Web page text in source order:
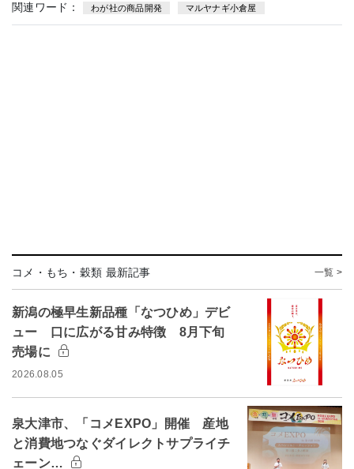
関連ワード： わが社の商品開発 マルヤナギ小倉屋
コメ・もち・穀類 最新記事 一覧 >
新潟の極早生新品種「なつひめ」デビ
ュー 口に広がる甘み特徴 8月下旬
売場に
2026.08.05
泉大津市、「コメEXPO」開催 産地
と消費地つなぐダイレクトサプライチ
ェーン…